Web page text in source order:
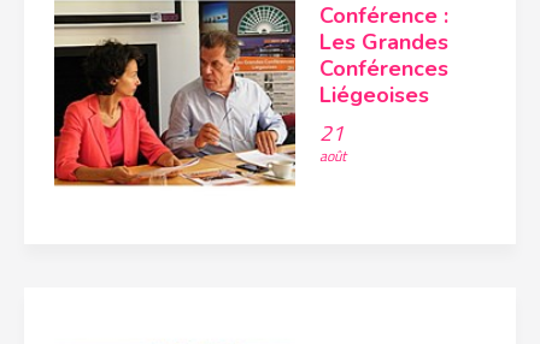
Conférence :
Les Grandes
Conférences
Liégeoises
21
août